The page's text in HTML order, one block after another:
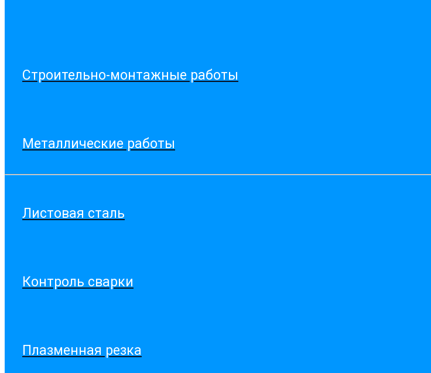
Строительно-монтажные работы
Металлические работы
Листовая сталь
Контроль сварки
Плазменная резка